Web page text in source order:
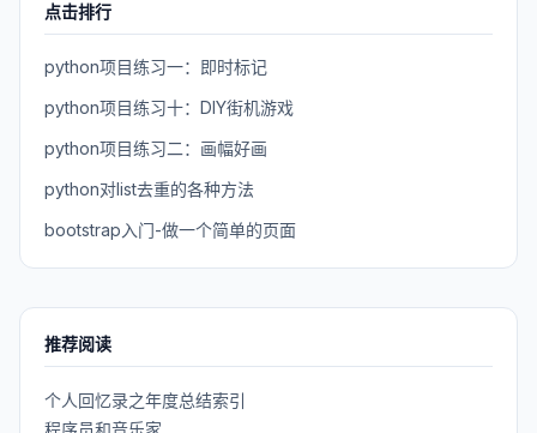
点击排行
python项目练习一：即时标记
python项目练习十：DIY街机游戏
python项目练习二：画幅好画
python对list去重的各种方法
bootstrap入门-做一个简单的页面
推荐阅读
个人回忆录之年度总结索引
程序员和音乐家